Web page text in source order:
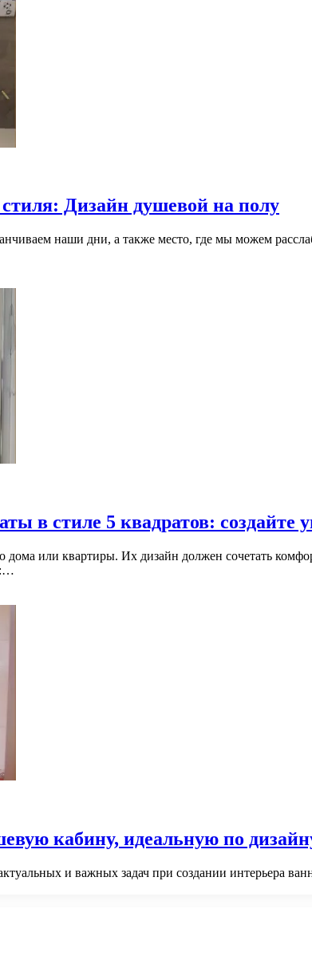
Дизайн душевой на полу
наши дни, а также место, где мы можем
в стиле 5 квадратов:
или квартиры. Их дизайн должен сочетать
кабину, идеальную по
и важных задач при создании интерьера